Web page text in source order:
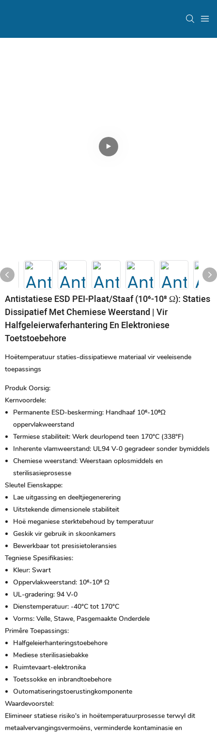
Antistatiese ESD PEI-Plaat/staaf (10⁶-10⁸ Ω): Staties
Dissipatief Met Chemiese Weerstand | Vir
Halfgeleierwaferhantering En Elektroniese
Toetstoebehore
Hoëtemperatuur staties-dissipatiewe materiaal vir veeleisende
toepassings
Produk Oorsig:
Kernvoordele:
Permanente ESD-beskerming:Handhaaf 10⁶-10⁸Ω
oppervlakweerstand
Termiese stabiliteit:Werk deurlopend teen 170°C (338°F)
Inherente vlamweerstand:UL94 V-0 gegradeer sonder bymiddels
Chemiese weerstand:Weerstaan ​​oplosmiddels en
sterilisasieprosesse
Sleutel Eienskappe:
Lae uitgassing en deeltjiegenerering
Uitstekende dimensionele stabiliteit
Hoë meganiese sterktebehoud by temperatuur
Geskik vir gebruik in skoonkamers
Bewerkbaar tot presisietoleransies
Tegniese Spesifikasies:
Kleur: Swart
Oppervlakweerstand: 10⁶-10⁸ Ω
UL-gradering: 94 V-0
Dienstemperatuur: -40°C tot 170°C
Vorms: Velle, Stawe, Pasgemaakte Onderdele
Primêre Toepassings:
Halfgeleierhanteringstoebehore
Mediese sterilisasiebakke
Ruimtevaart-elektronika
Toetssokke en inbrandtoebehore
Outomatiseringstoerustingkomponente
Waardevoorstel:
Elimineer statiese risiko's in hoëtemperatuurprosesse terwyl dit
metaalvervangingsvermoëns, verminderde kontaminasie en